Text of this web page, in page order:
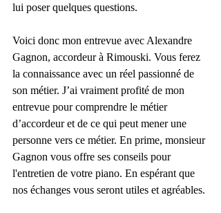
lui poser quelques questions.
Voici donc mon entrevue avec Alexandre
Gagnon, accordeur à Rimouski. Vous ferez
la connaissance avec un réel passionné de
son métier. J’ai vraiment profité de mon
entrevue pour comprendre le métier
d’accordeur et de ce qui peut mener une
personne vers ce métier. En prime, monsieur
Gagnon vous offre ses conseils pour
l'entretien de votre piano. En espérant que
nos échanges vous seront utiles et agréables.